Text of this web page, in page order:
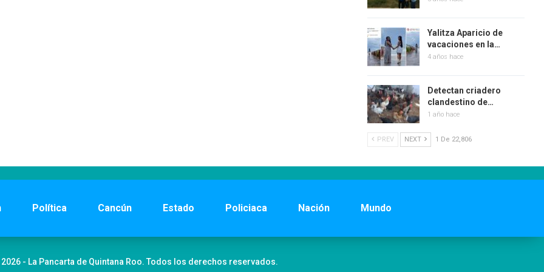
Yalitza Aparicio de
vacaciones en la…
4 años hace
Detectan criadero
clandestino de…
1 año hace
PREV NEXT 1 De 22,806
Política Cancún Estado Policiaca Nación Mundo
- La Pancarta de Quintana Roo. Todos los derechos reservados.